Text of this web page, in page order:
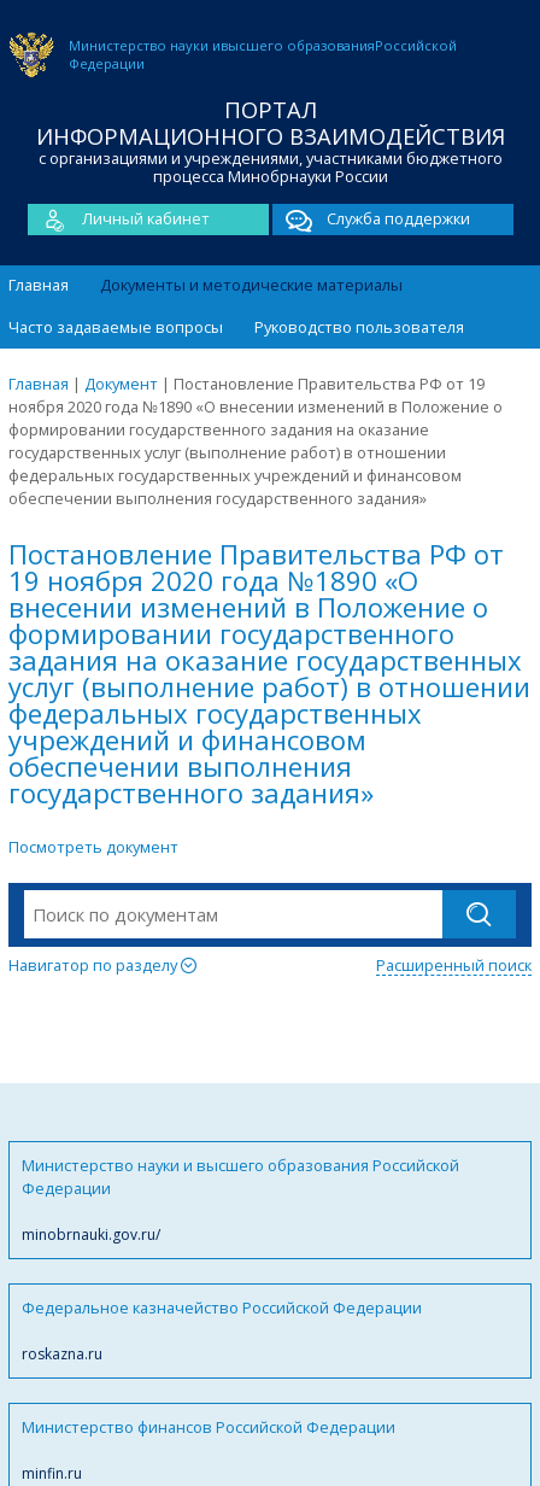
Министерство науки ивысшего образованияРоссийской
Федерации
ПОРТАЛ
ИНФОРМАЦИОННОГО ВЗАИМОДЕЙСТВИЯ
с организациями и учреждениями, участниками бюджетного
процесса Минобрнауки России
Личный кабинет
Служба поддержки
Главная
Документы и методические материалы
Часто задаваемые вопросы
Руководство пользователя
Главная | Документ | Постановление Правительства РФ от 19
ноября 2020 года №1890 «О внесении изменений в Положение о
формировании государственного задания на оказание
государственных услуг (выполнение работ) в отношении
федеральных государственных учреждений и финансовом
обеспечении выполнения государственного задания»
Постановление Правительства РФ от
19 ноября 2020 года №1890 «О
внесении изменений в Положение о
формировании государственного
задания на оказание государственных
услуг (выполнение работ) в отношении
федеральных государственных
учреждений и финансовом
обеспечении выполнения
государственного задания»
Посмотреть документ
Навигатор по разделу Расширенный поиск
Министерство науки и высшего образования Российской
Федерации
minobrnauki.gov.ru/
Федеральное казначейство Российской Федерации
roskazna.ru
Министерство финансов Российской Федерации
minfin.ru